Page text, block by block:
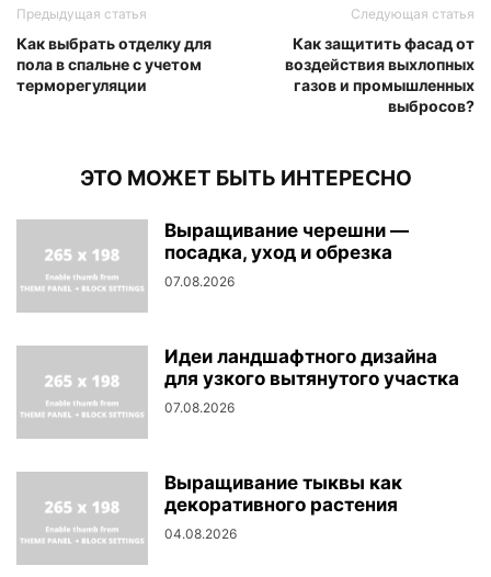
Предыдущая статья
Как выбрать отделку для
пола в спальне с учетом
терморегуляции
Следующая статья
Как защитить фасад от
воздействия выхлопных
газов и промышленных
выбросов?
ЭТО МОЖЕТ БЫТЬ ИНТЕРЕСНО
Выращивание черешни —
посадка, уход и обрезка
07.08.2026
Идеи ландшафтного дизайна
для узкого вытянутого участка
07.08.2026
Выращивание тыквы как
декоративного растения
04.08.2026